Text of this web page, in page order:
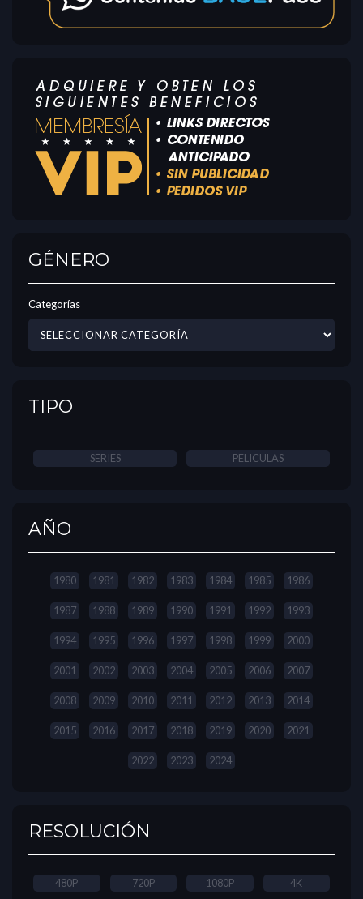
GÉNERO
Categorías
TIPO
SERIES PELICULAS
AÑO
1980 1981 1982 1983 1984 1985 1986
1987 1988 1989 1990 1991 1992 1993
1994 1995 1996 1997 1998 1999 2000
2001 2002 2003 2004 2005 2006 2007
2008 2009 2010 2011 2012 2013 2014
2015 2016 2017 2018 2019 2020 2021
2022 2023 2024
RESOLUCIÓN
480P 720P 1080P 4K